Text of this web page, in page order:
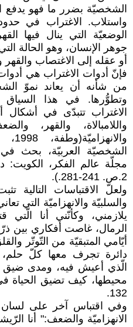
الشخصيّة بضرر ما فهو يدفع
واستلاب. الاغتراب في
الوضعيّة التي ينال فيها
جوهر الإنسان، وهو الحالة
أو عقله إلى الاغتصاب والقهر
فإنّ أدوات الاغتراب هي
من شأنه أن يعاند نموّ
وتطوُّرها. في هذا
الاغتراب تتبدّى في أشكال
واللامبالاة، والقهر،
الشخصيّة العربيّة، بحث في
2.ص. 241-281.).
ولعلّ الاقتباسات التالية
والسلبيّة والانهزاميّة التي
يلازمني، وكأنّني أنا
الرمال، غاصت أفكاري بين
أيّامي المتبقيّة من التّوتّر
دائرة تجرف معها كلّ
الّذي أعيش فيه، ومدى ضيق
محيطها، كيف تضيق الحياة
132.
وفي اقتباس آخر على
الانهزاميّة والضعف:" أنا